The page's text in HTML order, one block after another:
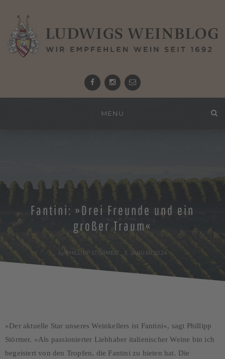
FacebookInstagramemail
MENU
Fantini: »Drei Freunde und ein
großer Traum«
by PHILLIPP STÖRMER
POSTED
5. JANUAR 2024
»Der aktuelle Star unseres Weinkellers ist Fantini«, sagt Phillipp
Störmer. »Als passionierter Liebhaber italienischer Weine bin ich
begeistert von den Tropfen, die Fantini zu bieten hat. Die